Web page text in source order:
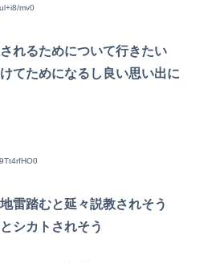
mv0
れるためについて行きたい
てためになるし良い思い出に
雷踏むと延々説教されそう
シカトされそう